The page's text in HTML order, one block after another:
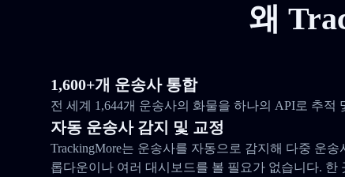
왜
1,600+개 운송사 통합
전 세계 1,644개 운송사의 화물을 하나의 API로 추적
자동 운송사 감지 및 교정
TrackingMore는 운송사를 자동으로 감지해 다중 운
롭다운이나 여러 대시보드를 볼 필요가 없습니다. 한